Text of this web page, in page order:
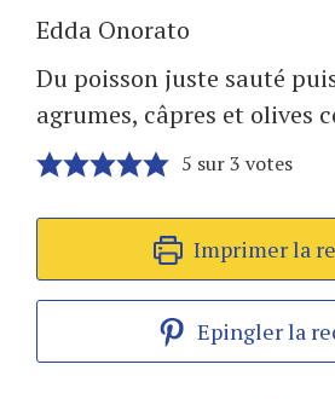
Edda Onorato
Du poisson juste sauté
agrumes, câpres et olives
5 sur3 votes
Imprimer la
Epingler la